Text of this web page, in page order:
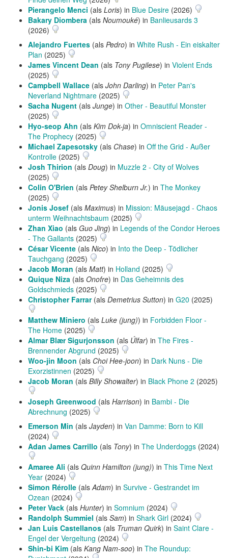
Pierangelo Menci (als Loris) in Blue Desire (2026)
Bakary Diombera (als Noumouké) in Banlieusards 3
(2026)
Alejandro Fuertes (als Pedro) in White Rush - Ein eiskalter
Plan (2025)
James Vincent Dean (als Tony Pugilese) in Violent Ends
(2025)
Campbell Wallace (als John Darling) in Peter Pan's
Neverland Nightmare (2025)
Sacha Nugent (als Junge) in Other - Beautiful Monster
(2025)
Hyo-seop Ahn (als Kim Dok-ja) in Omniscient Reader -
The Prophecy (2025)
Michael Zapesotsky (als Chase) in Off the Grid - Außer
Kontrolle (2025)
Josh Thirion (als Doug) in Muzzle 2 - City of Wolves
(2025)
Colin O'Brien (als Petey Shelburn Jr.) in The Monkey
(2025)
Jonis Josef (als Maximus) in Mission: Mäusejagd - Chaos
unterm Weihnachtsbaum (2025)
Zhan Xiao (als Guo Jing) in Legends of the Condor Heroes
- The Gallants (2025)
César Vicente (als Nico) in Into the Deep - Tödlicher
Tauchgang (2025)
Jacob Moran (als Matt) in Holland (2025)
Quique Niza (als Onofre) in Das Geheimnis des
Goldschmieds (2025)
Christopher Farrar(als Demetrius Sutton) in G20 (2025)
Matthew Miniero (als Luke (jung)) in Forbidden Floor -
The Home (2025)
Almar Blær Sigurjonsson (als Úlfar) in The Fires -
Brennender Abgrund (2025)
Woo-jin Moon (als Choi Hee-joon) in Dark Nuns - Die
Exorzistinnen (2025)
Jacob Moran (als Billy Showalter) in Black Phone 2 (2025)
Joseph Greenwood (als Harrison) in Bambi - Die
Abrechnung (2025)
Emerson Min (als Jayden) in Van Damme: Born to Kill
(2024)
Adan James Carrillo (als Tony) in The Underdoggs (2024)
Amaree Ali (als Quinn Hamilton (jung)) in This Time Next
Year (2024)
Simon Rérolle (alsAdam) in Survive - Gestrandet im
Ozean (2024)
Peter Vack (als Hunter) in Somnium (2024)
Randolph Summiel (als Sam) in Shark Girl (2024)
Jan Luis Castellanos (als Truman Quirk) in Saint Clare -
Engel der Vergeltung (2024)
Shin-bi Kim (als Kang Nam-soo) in The Roundup: